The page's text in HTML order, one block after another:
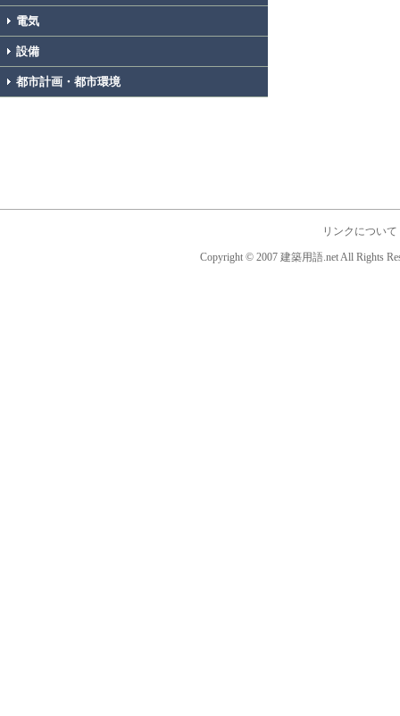
電気
設備
都市計画・都市環境
リンクについて
Copyright © 2007 建築用語.net All Rights